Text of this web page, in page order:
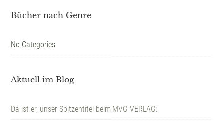
Bücher nach Genre
No Categories
Aktuell im Blog
Da ist er, unser Spitzentitel beim MVG VERLAG: